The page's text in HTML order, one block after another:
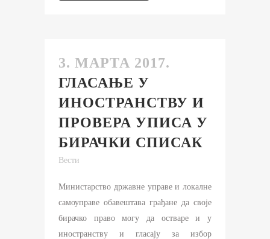
3. МАРТА 2017.
ГЛАСАЊЕ У
ИНОСТРАНСТВУ И
ПРОВЕРА УПИСА У
БИРАЧКИ СПИСАК
Вести
Министарство државне управе и локалне
самоуправе обавештава грађане да своје
бирачко право могу да остваре и у
иностранству и гласају за избор